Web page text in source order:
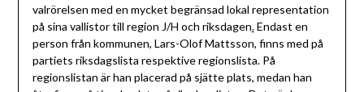
valrörelsen med en mycket begränsad lokal representation
på sina vallistor till region J/H och riksdagen.Endast en
person från kommunen, Lars-Olof Mattsson, finns med på
partiets riksdagslista respektive regionslista. På
regionslistan är han placerad på sjätte plats, medan han